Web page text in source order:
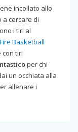
incollato allo
a cercare di
i tiri al
Basketball
con tiri
per chi
un occhiata alla
allenare i